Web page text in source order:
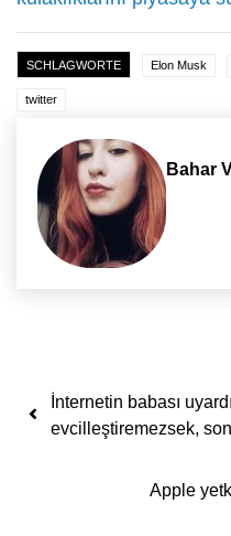
SCHLAGWORTE Elon Musk
twitter
Bahar
Yazı
İnternetin babası
evcilleştiremezsek,
Apple